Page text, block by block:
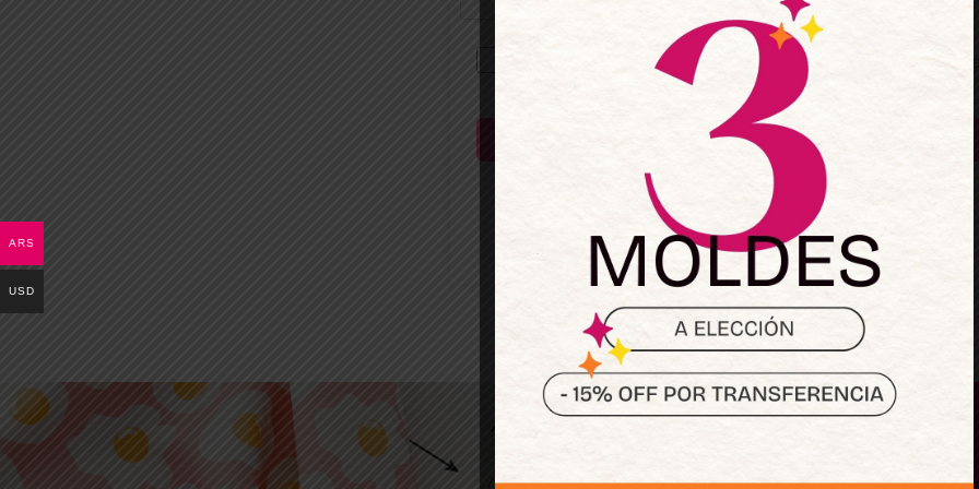
Mantenerme conectado ¿Olvidaste la
Acceder
¿No tienes una cuenta? Regístrate ahora
ARS
USD